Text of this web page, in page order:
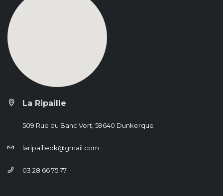
La Ripaille
509 Rue du Banc Vert, 59640 Dunkerque
laripailledk@gmail.com
03 28 66 75 77